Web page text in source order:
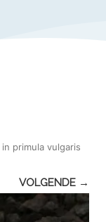
in primula vulgaris
VOLGENDE →